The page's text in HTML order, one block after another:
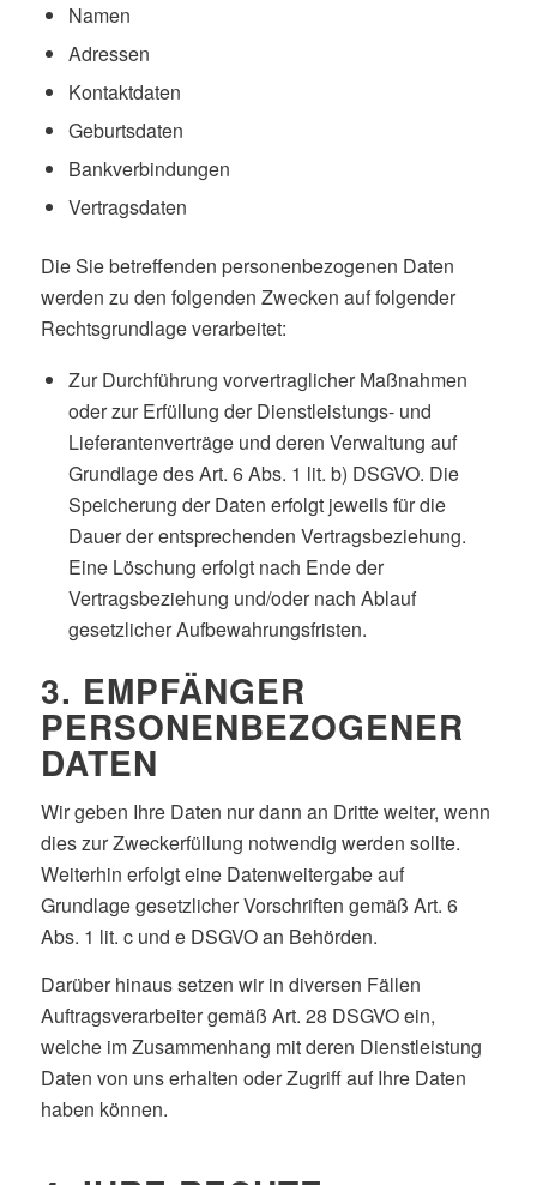
Namen
Adressen
Kontaktdaten
Geburtsdaten
Bankverbindungen
Vertragsdaten
Die Sie betreffenden personenbezogenen Daten
werden zu den folgenden Zwecken auf folgender
Rechtsgrundlage verarbeitet:
Zur Durchführung vorvertraglicher Maßnahmen
oder zur Erfüllung der Dienstleistungs- und
Lieferantenverträge und deren Verwaltung auf
Grundlage des Art. 6 Abs. 1 lit. b) DSGVO. Die
Speicherung der Daten erfolgt jeweils für die
Dauer der entsprechenden Vertragsbeziehung.
Eine Löschung erfolgt nach Ende der
Vertragsbeziehung und/oder nach Ablauf
gesetzlicher Aufbewahrungsfristen.
3. EMPFÄNGER
PERSONENBEZOGENER
DATEN
Wir geben Ihre Daten nur dann an Dritte weiter, wenn
dies zur Zweckerfüllung notwendig werden sollte.
Weiterhin erfolgt eine Datenweitergabe auf
Grundlage gesetzlicher Vorschriften gemäß Art. 6
Abs. 1 lit. c und e DSGVO an Behörden.
Darüber hinaus setzen wir in diversen Fällen
Auftragsverarbeiter gemäß Art. 28 DSGVO ein,
welche im Zusammenhang mit deren Dienstleistung
Daten von uns erhalten oder Zugriff auf Ihre Daten
haben können.